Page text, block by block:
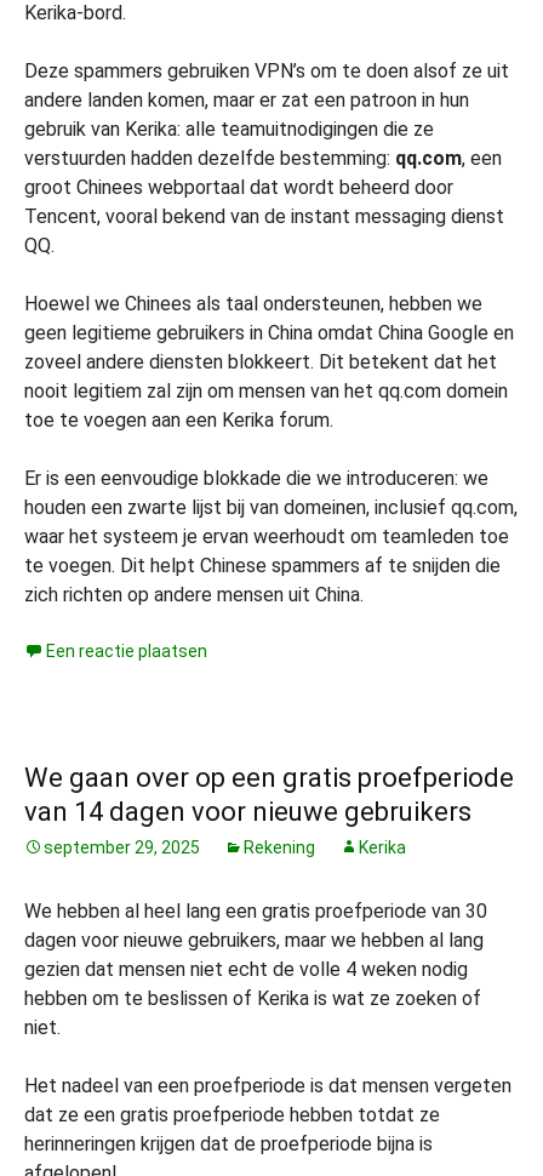
Kerika-bord.
Deze spammers gebruiken VPN’s om te doen alsof ze uit
andere landen komen, maar er zat een patroon in hun
gebruik van Kerika: alle teamuitnodigingen die ze
verstuurden hadden dezelfde bestemming: qq.com, een
groot Chinees webportaal dat wordt beheerd door
Tencent, vooral bekend van de instant messaging dienst
QQ.
Hoewel we Chinees als taal ondersteunen, hebben we
geen legitieme gebruikers in China omdat China Google en
zoveel andere diensten blokkeert. Dit betekent dat het
nooit legitiem zal zijn om mensen van het qq.com domein
toe te voegen aan een Kerika forum.
Er is een eenvoudige blokkade die we introduceren: we
houden een zwarte lijst bij van domeinen, inclusief qq.com,
waar het systeem je ervan weerhoudt om teamleden toe
te voegen. Dit helpt Chinese spammers af te snijden die
zich richten op andere mensen uit China.
Een reactie plaatsen
We gaan over op een gratis proefperiode
van 14 dagen voor nieuwe gebruikers
september 29, 2025 Rekening Kerika
We hebben al heel lang een gratis proefperiode van 30
dagen voor nieuwe gebruikers, maar we hebben al lang
gezien dat mensen niet echt de volle 4 weken nodig
hebben om te beslissen of Kerika is wat ze zoeken of
niet.
Het nadeel van een proefperiode is dat mensen vergeten
dat ze een gratis proefperiode hebben totdat ze
herinneringen krijgen dat de proefperiode bijna is